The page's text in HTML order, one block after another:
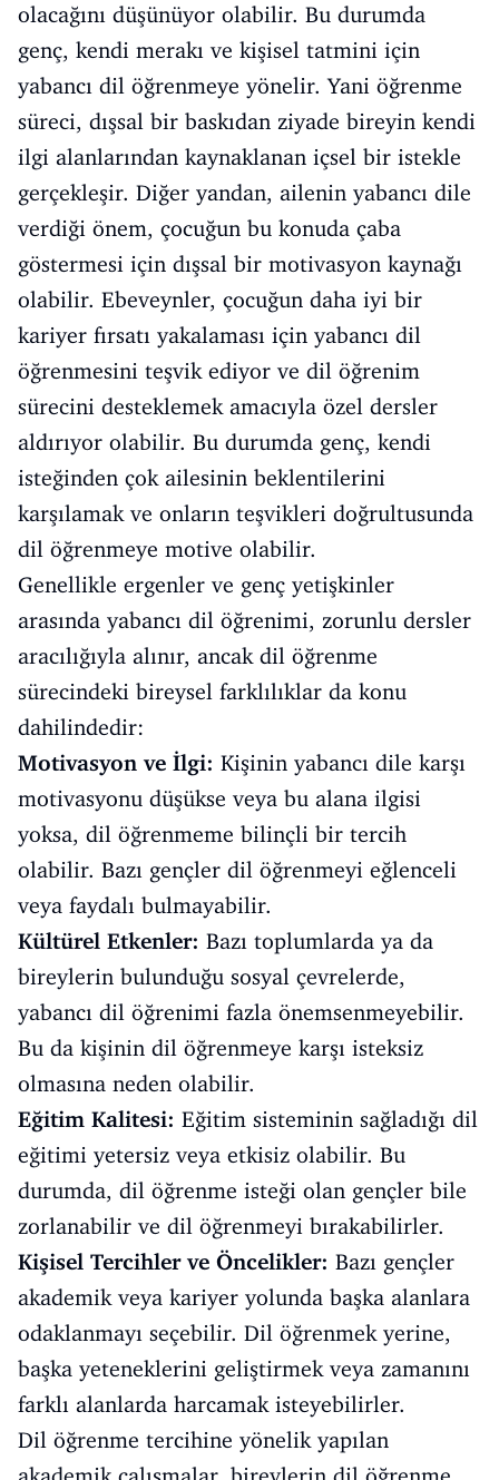
olacağını düşünüyor olabilir. Bu durumda
genç, kendi merakı ve kişisel tatmini için
yabancı dil öğrenmeye yönelir. Yani öğrenme
süreci, dışsal bir baskıdan ziyade bireyin kendi
ilgi alanlarından kaynaklanan içsel bir istekle
gerçekleşir. Diğer yandan, ailenin yabancı dile
verdiği önem, çocuğun bu konuda çaba
göstermesi için dışsal bir motivasyon kaynağı
olabilir. Ebeveynler, çocuğun daha iyi bir
kariyer fırsatı yakalaması için yabancı dil
öğrenmesini teşvik ediyor ve dil öğrenim
sürecini desteklemek amacıyla özel dersler
aldırıyor olabilir. Bu durumda genç, kendi
isteğinden çok ailesinin beklentilerini
karşılamak ve onların teşvikleri doğrultusunda
dil öğrenmeye motive olabilir.
Genellikle ergenler ve genç yetişkinler
arasında yabancı dil öğrenimi, zorunlu dersler
aracılığıyla alınır, ancak dil öğrenme
sürecindeki bireysel farklılıklar da konu
dahilindedir:
Motivasyon ve İlgi: Kişinin yabancı dile karşı
motivasyonu düşükse veya bu alana ilgisi
yoksa, dil öğrenmeme bilinçli bir tercih
olabilir. Bazı gençler dil öğrenmeyi eğlenceli
veya faydalı bulmayabilir.
Kültürel Etkenler: Bazı toplumlarda ya da
bireylerin bulunduğu sosyal çevrelerde,
yabancı dil öğrenimi fazla önemsenmeyebilir.
Bu da kişinin dil öğrenmeye karşı isteksiz
olmasına neden olabilir.
Eğitim Kalitesi: Eğitim sisteminin sağladığı dil
eğitimi yetersiz veya etkisiz olabilir. Bu
durumda, dil öğrenme isteği olan gençler bile
zorlanabilir ve dil öğrenmeyi bırakabilirler.
Kişisel Tercihler ve Öncelikler: Bazı gençler
akademik veya kariyer yolunda başka alanlara
odaklanmayı seçebilir. Dil öğrenmek yerine,
başka yeteneklerini geliştirmek veya zamanını
farklı alanlarda harcamak isteyebilirler.
Dil öğrenme tercihine yönelik yapılan